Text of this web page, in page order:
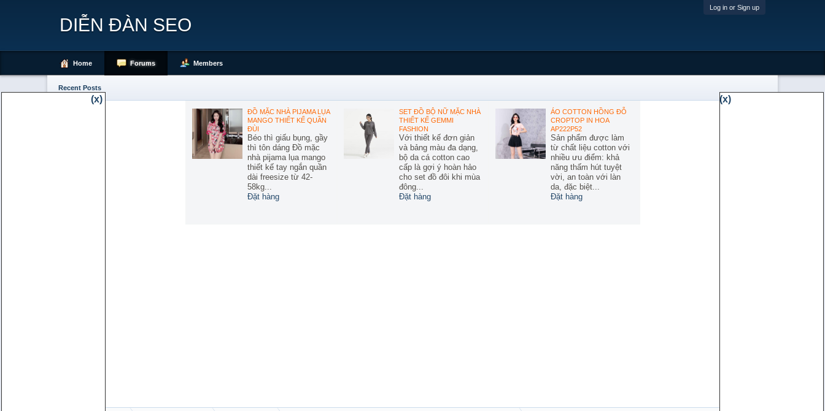
Log in or Sign up
ĐỒ MẶC NHÀ PIJAMA LỤA
MANGO THIẾT KẾ QUẦN
ĐÙI
Béo thì giấu bụng, gầy
thì tôn dáng Đồ mặc
nhà pijama lụa mango
thiết kế tay ngắn quần
dài freesize từ 42-
58kg...
Đặt hàng
SET ĐỒ BỘ NỮ MẶC NHÀ
THIẾT KẾ GEMMI
FASHION
Với thiết kế đơn giản
và bảng màu đa dạng,
bộ da cá cotton cao
cấp là gợi ý hoàn hảo
cho set đồ đôi khi mùa
đông...
Đặt hàng
ÁO COTTON HỒNG ĐỖ
CROPTOP IN HOA
AP222P52
Sản phẩm được làm
từ chất liệu cotton với
nhiều ưu điểm: khả
năng thấm hút tuyệt
vời, an toàn với làn
da, đặc biệt...
Đặt hàng
DIỄN ĐÀN SEO
Home Forums
Recent Posts
Members
(x) (x)